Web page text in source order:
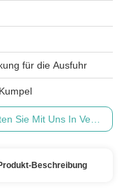
für die Ausfuhr
Sie Mit Uns In
Beschreibung